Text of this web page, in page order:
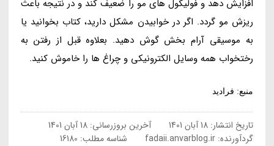
افزایش دهد و فولیکول های مو را ضعیف کند و در نتیجه باعث
ریزش مو گردد. اگر در خوابیدن مشکل دارید، کتاب بخوانید یا
به موسیقی آرام بخش گوش دهید. بعلاوه قبل از رفتن به
رختخواب همه وسایل الکترونیکی و چراغ ها را خاموش کنید.
منبع: فرادید
تاریخ انتشار:18 آبان 1401 آخرین بروزرسانی:18 آبان 1401
گردآورنده:fadaii.anvarblog.ir شناسه مطلب: 16180